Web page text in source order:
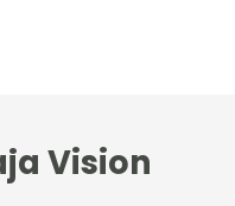
Vision